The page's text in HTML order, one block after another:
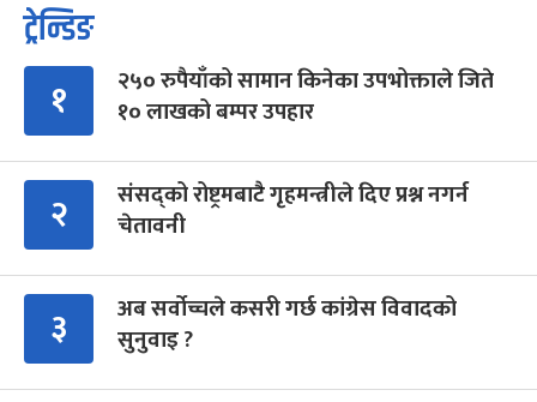
ट्रेन्डिङ
१
२५० रुपैयाँको सामान किनेका उपभोक्ताले जिते
१० लाखको बम्पर उपहार
२
संसद्को रोष्ट्रमबाटै गृहमन्त्रीले दिए प्रश्न नगर्न
चेतावनी
३
अब सर्वोच्चले कसरी गर्छ कांग्रेस विवादको
सुनुवाइ ?